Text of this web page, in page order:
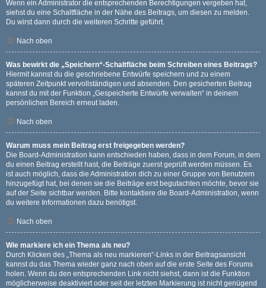
Wenn ein Administrator die entsprechenden Berechtigungen vergeben hat,
siehst du eine Schaltfläche in der Nähe des Beitrags, um diesen zu melden.
Du wirst dann durch die weiteren Schritte geführt.
Nach oben
Was bewirkt die „Speichern“-Schaltfläche beim Schreiben eines Beitrags?
Hiermit kannst du die geschriebene Entwürfe speichern und zu einem
späteren Zeitpunkt vervollständigen und absenden. Den gesicherten Beitrag
kannst du mit der Funktion „Gespeicherte Entwürfe verwalten“ in deinem
persönlichen Bereich erneut laden.
Nach oben
Warum muss mein Beitrag erst freigegeben werden?
Die Board-Administration kann entschieden haben, dass in dem Forum, in dem
du einen Beitrag erstellt hast, die Beiträge zuerst geprüft werden müssen. Es
ist auch möglich, dass die Administration dich zu einer Gruppe von Benutzern
hinzugefügt hat, bei denen sie die Beiträge erst begutachten möchte, bevor sie
auf der Seite sichtbar werden. Bitte kontaktiere die Board-Administration, wenn
du weitere Informationen dazu benötigst.
Nach oben
Wie markiere ich ein Thema als neu?
Durch Klicken des „Thema als neu markieren“-Links in der Beitragsansicht
kannst du das Thema wieder ganz nach oben auf die erste Seite des Forums
holen. Wenn du den entsprechenden Link nicht siehst, dann ist die Funktion
möglicherweise deaktiviert oder seit der letzten Markierung ist nicht genügend